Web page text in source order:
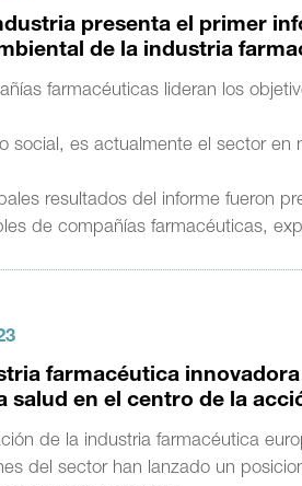
presenta el primer
de la industria
farmacéuticas lideran los
social, es actualmente el sector
resultados del informe fueron
de compañías farmacéuticas,
farmacéutica
salud en el centro de la
de la industria farmacéutica
del sector han lanzado un